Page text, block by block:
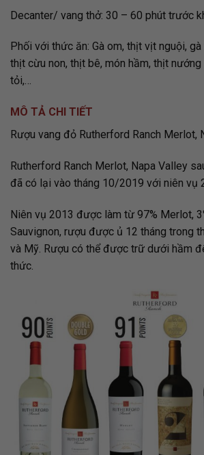
Decanter/ vang thở: 30 – 60 phút trước
Phối với thức ăn: Gà om, thịt vịt nguội,
thịt cừu non, thịt bê, món hầm, thịt
tỏi,…
MÔ TẢ CHI TIẾT
Rượu vang đỏ Rutherford Ranch Merlot,
Rutherford Ranch Merlot, Napa Valley
đã có lại vào tháng 10/2019 với niên vụ
Niên vụ 2013 được làm từ 97% Merlot,
Sauvignon, rượu được ủ 12 tháng trong
và Mỹ. Rượu có thể được trữ dưới hầm
thức.